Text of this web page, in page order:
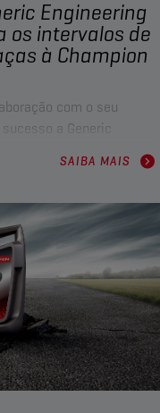
Engineering
os intervalos de
à Champion
com o seu
a Generic
superação de
Com mais de 10
frota da GET,
qualidade, um excelente
excecional.
SAIBA MAIS